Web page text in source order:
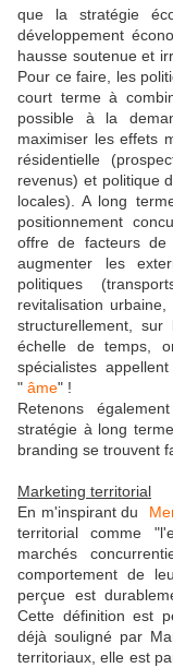
que la stratégie
développement
hausse soutenue et
Pour ce faire, les
court terme à
possible à la
maximiser les effets
résidentielle
revenus) et politique
locales). A long
positionnement
offre de facteurs de
augmenter les
politiques
revitalisation
structurellement,
échelle de temps,
spécialistes
" âme" !
Retenons
stratégie à long
branding se trouvent
Marketing territorial
En m'inspirant du
territorial comme
marchés
comportement de
perçue est
Cette définition est
déjà souligné par
territoriaux, elle est